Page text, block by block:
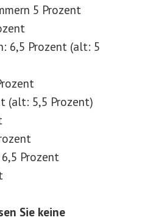
5 Prozent
6,5 Prozent (alt: 5
(alt: 5,5 Prozent)
Prozent
Sie keine